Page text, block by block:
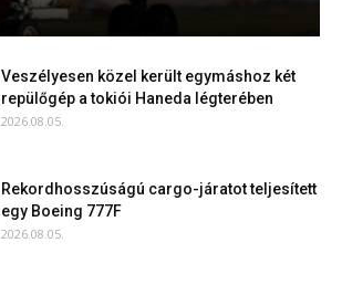
Veszélyesen közel került egymáshoz két
repülőgép a tokiói Haneda légterében
2026.08.05.
Rekordhosszúságú cargo-járatot teljesített
egy Boeing 777F
2026.08.05.